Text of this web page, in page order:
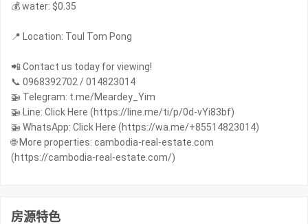
💰 water: $0.35
📍 Location: Toul Tom Pong
📲 Contact us today for viewing!
📞 0968392702 / 014823014
🚁 Telegram: t.me/Meardey_Yim
🚁 Line: Click Here (https://line.me/ti/p/0d-vYi83bf)
🚁 WhatsApp: Click Here (https://wa.me/+85514823014)
🌐 More properties: cambodia-real-estate.com
(https://cambodia-real-estate.com/)
房源特色